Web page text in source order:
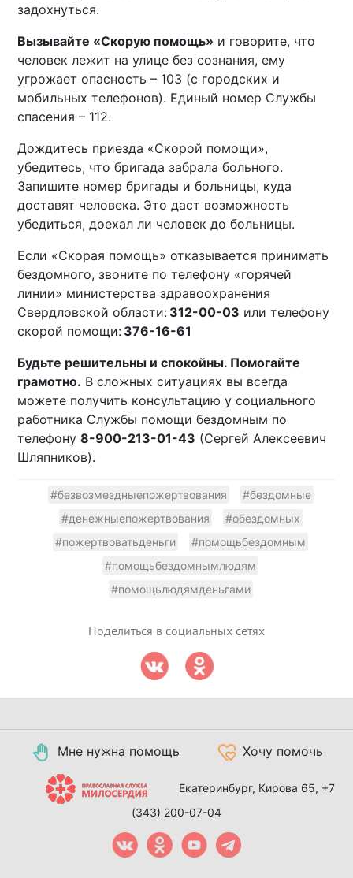
задохнуться.
Вызывайте «Скорую помощь» и говорите, что
человек лежит на улице без сознания, ему
угрожает опасность – 103 (с городских и
мобильных телефонов). Единый номер Службы
спасения – 112.
Дождитесь приезда «Скорой помощи»,
убедитесь, что бригада забрала больного.
Запишите номер бригады и больницы, куда
доставят человека. Это даст возможность
убедиться, доехал ли человек до больницы.
Если «Скорая помощь» отказывается принимать
бездомного, звоните по телефону «горячей
линии» министерства здравоохранения
Свердловской области: 312-00-03 или телефону
скорой помощи: 376-16-61
Будьте решительны и спокойны. Помогайте
грамотно. В сложных ситуациях вы всегда
можете получить консультацию у социального
работника Службы помощи бездомным по
телефону8-900-213-01-43 (Сергей Алексеевич
Шляпников).
#безвозмездныепожертвования
#бездомные
#денежныепожертвования
#обездомных
#пожертвоватьденьги
#помощьбездомным
#помощьбездомнымлюдям
#помощьлюдямденьгами
Поделиться в социальных сетях
Мне нужна помощь Хочу помочь
Екатеринбург, Кирова 65, +7
(343) 200-07-04